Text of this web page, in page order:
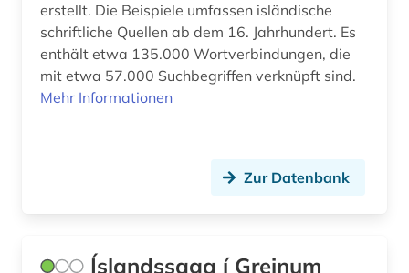
erstellt. Die Beispiele umfassen isländische
schriftliche Quellen ab dem 16. Jahrhundert. Es
enthält etwa 135.000 Wortverbindungen, die
mit etwa 57.000 Suchbegriffen verknüpft sind.
Mehr Informationen
Zur Datenbank
Íslandssaga í Greinum